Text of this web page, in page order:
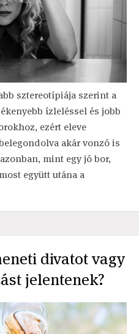
sztereotípiája szerint a
ízleléssel és jobb
ezért eleve
akár vonzó is
mint egy jó bor,
együtt utána a
divatot vagy
jelentenek?